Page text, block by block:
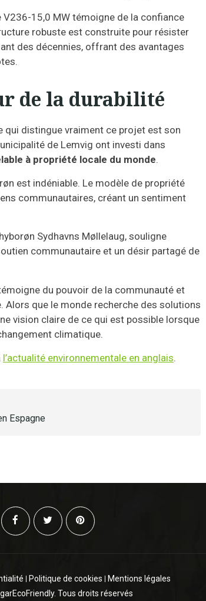
V236-15,0 MW témoigne de la confiance
robuste est construite pour résister
des décennies, offrant des avantages
de la durabilité
qui distingue vraiment ce projet est son
de Lemvig ont investi dans
à propriété locale du monde.
est indéniable. Le modèle de propriété
communautaires, créant un sentiment
Sydhavns Møllelaug, souligne
communautaire et un désir partagé de
du pouvoir de la communauté et
Alors que le monde recherche des solutions
vision claire de ce qui est possible lorsque
climatique.
l’actualité environnementale en anglais.
Espagne
Politique de cookies
Mentions légales
Tous droits réservés